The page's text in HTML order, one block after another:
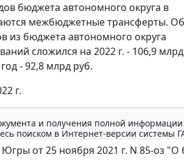
бюджета автономного округа в
межбюджетные трансферты.
бюджета автономного округа
сложился на 2022 г. - 106,9
- 92,8 млрд руб.
г.
и получения полной
поиском в Интернет-версии системы